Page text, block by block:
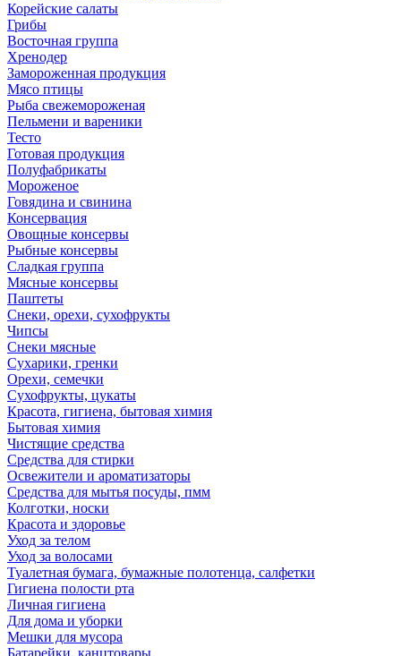
Корейские салаты
Грибы
Восточная группа
Хренодер
Замороженная продукция
Мясо птицы
Рыба свежемороженая
Пельмени и вареники
Тесто
Готовая продукция
Полуфабрикаты
Мороженое
Говядина и свинина
Консервация
Овощные консервы
Рыбные консервы
Сладкая группа
Мясные консервы
Паштеты
Снеки, орехи, сухофрукты
Чипсы
Снеки мясные
Сухарики, гренки
Орехи, семечки
Сухофрукты, цукаты
Красота, гигиена, бытовая химия
Бытовая химия
Чистящие средства
Средства для стирки
Освежители и ароматизаторы
Средства для мытья посуды, пмм
Колготки, носки
Красота и здоровье
Уход за телом
Уход за волосами
Туалетная бумага, бумажные полотенца, салфетки
Гигиена полости рта
Личная гигиена
Для дома и уборки
Мешки для мусора
Батарейки, канцтовары